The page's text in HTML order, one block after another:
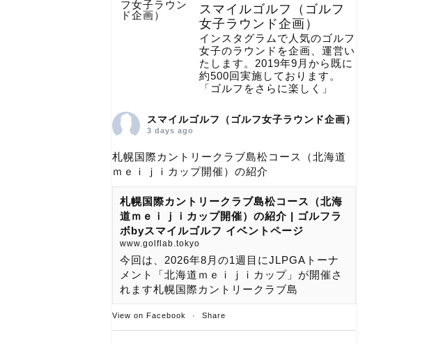
スマイルゴルフ（ゴルフ
女子ラウンド企画）
インスタグラムで人気のゴルフ
女子のラウンドを企画、運営い
たします。2019年9月から既に
約500回実施しております。
「ゴルフをさらに楽しく」
スマイルゴルフ（ゴルフ女子ラウンド企画）
3 days ago
札幌国際カントリークラブ島松コース（北海道
ｍｅｉｊｉカップ開催）の紹介
札幌国際カントリークラブ島松コース（北海
道ｍｅｉｊｉカップ開催）の紹介 | ゴルフラ
ボbyスマイルゴルフ イベントページ
www.golflab.tokyo
今回は、2026年8月の1週目にJLPGAトーナ
メント「北海道ｍｅｉｊｉカップ」が開催さ
れます札幌国際カントリークラブ島
View on Facebook · Share